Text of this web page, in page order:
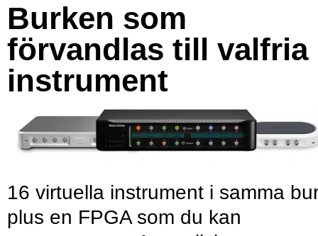
Burken som
förvandlas till valfria
instrument
16 virtuella instrument i samma
plus en FPGA som du kan